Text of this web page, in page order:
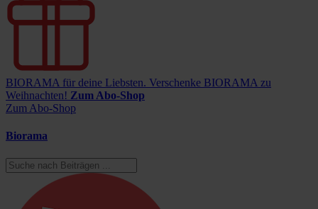
BIORAMA für deine Liebsten. Verschenke BIORAMA zu
Weihnachten! Zum Abo-Shop
Zum Abo-Shop
Biorama